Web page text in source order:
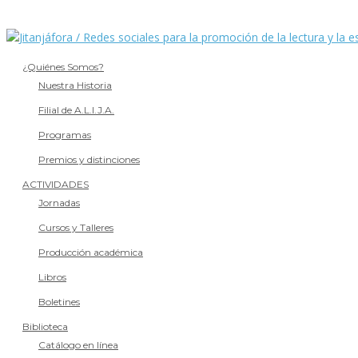
¿Quiénes Somos?
Nuestra Historia
Filial de A.L.I.J.A.
Programas
Premios y distinciones
ACTIVIDADES
Jornadas
Cursos y Talleres
Producción académica
Libros
Boletines
Biblioteca
Catálogo en línea